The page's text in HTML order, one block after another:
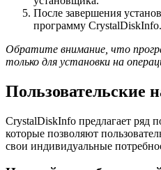
После завершения
программу CrystalDiskInfo.
Обратите внимание, что
только для установки на
Пользовательские
CrystalDiskInfo предлагает ряд
которые позволяют
свои индивидуальные